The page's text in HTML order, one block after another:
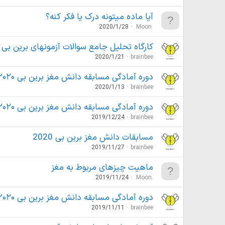
آیا ماده میتونه درک یا فکر کنه؟
.Moon.
2020/1/28
کارگاه تحلیل جامع سوالات آزمونهای برین بی
brainbee
2020/1/21
دوره‌ آمادگی مسابقه دانش مغز برین بی ۲۰۲۰ (مدرسه زمستانه – دوره دهم)
brainbee
2020/1/13
دوره‌ آمادگی مسابقه دانش مغز برین بی ۲۰۲۰ (مدرسه زمستانه – دوره دهم)
brainbee
2019/12/24
مسابقات دانش مغز برین بی 2020
brainbee
2019/11/27
ماهیت چیزهای مربوط به مغز
.Moon.
2019/11/24
دوره‌ آمادگی مسابقه دانش مغز برین بی ۲۰۲۰ (مدرسه پاییزه دوم – دوره نهم)
brainbee
2019/11/11